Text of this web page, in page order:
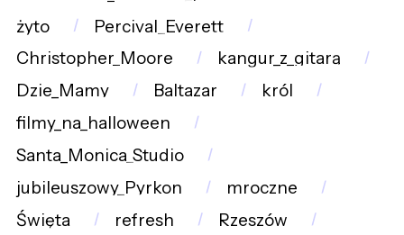
żyto
Percival_Everett
Christopher_Moore
kangur_z_gitarą
Dzie_Mamy
Baltazar
król
filmy_na_halloween
Santa_Monica_Studio
jubileuszowy_Pyrkon
mroczne
Święta
refresh
Rzeszów